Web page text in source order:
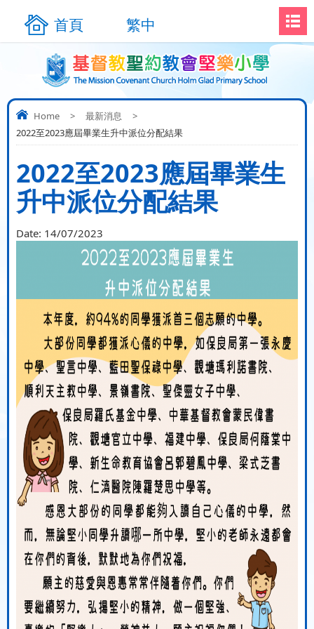
首頁 繁中
Home > 最新消息
>
2022至2023應屆畢業生升中派位分配結果
2022至2023應屆畢業生
升中派位分配結果
Date: 14/07/2023